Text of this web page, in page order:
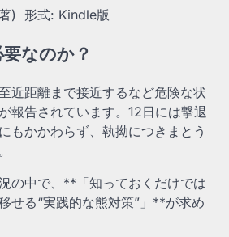
) 形式: Kindle版
なのか？
近距離まで接近するなど危険な状
報告されています。12日には撃退
もかかわらず、執拗につきまとう
の中で、**「知っておくだけでは
せる“実践的な熊対策”」**が求め